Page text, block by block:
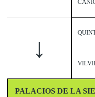
↓
PALACIOS DE LA